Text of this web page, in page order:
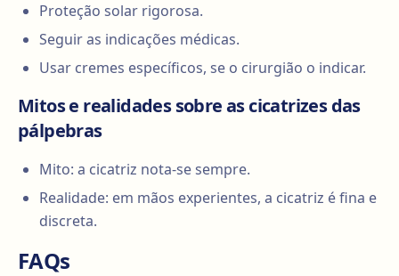
Proteção solar rigorosa.
Seguir as indicações médicas.
Usar cremes específicos, se o cirurgião o indicar.
Mitos e realidades sobre as cicatrizes das
pálpebras
Mito: a cicatriz nota-se sempre.
Realidade: em mãos experientes, a cicatriz é fina e
discreta.
FAQs